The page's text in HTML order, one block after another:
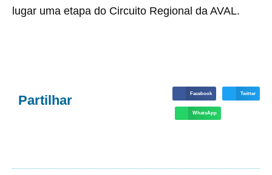
lugar uma etapa do Circuito Regional da AVAL.
Partilhar Facebook Twitter
WhatsApp